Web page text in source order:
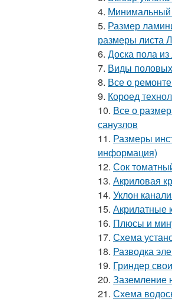
4. Минимальный
5. Размер
размеры листа
6. Доска пола
7. Виды половых
8. Все о
9. Короед
10. Все о
санузлов
11. Размеры
информация)
12. Сок
13. Акриловая
14. Уклон
15. Акрилатные
16. Плюсы и
17. Схема
18. Разводка
19. Гриндер
20. Заземление
21. Схема